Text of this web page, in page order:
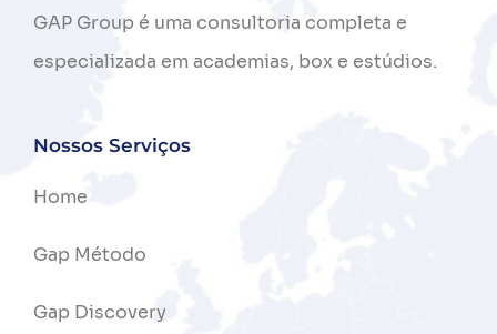
GAP Group é uma consultoria completa e
especializada em academias, box e estúdios.
Nossos Serviços
Home
Gap Método
Gap Discovery